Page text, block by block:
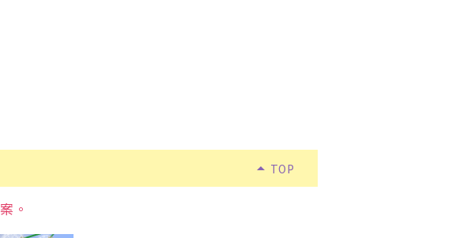
arrow_drop_up TOP
。